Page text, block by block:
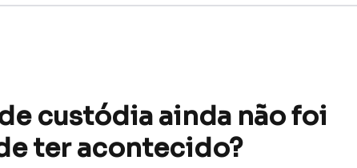
custódia ainda não foi
ter acontecido?